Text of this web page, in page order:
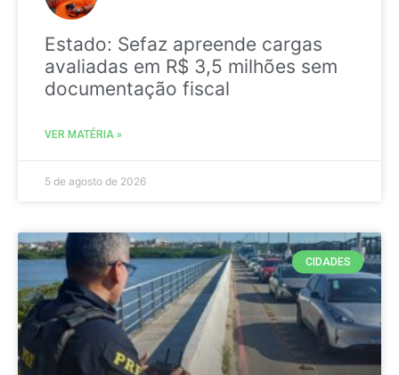
Estado: Sefaz apreende cargas
avaliadas em R$ 3,5 milhões sem
documentação fiscal
VER MATÉRIA »
5 de agosto de 2026
CIDADES